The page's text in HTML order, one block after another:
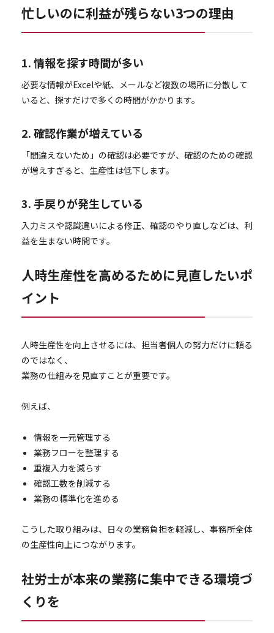
忙しいのに利益が残らない3つの理由
1. 情報を探す時間が多い
必要な情報がExcelや紙、メールなど複数の場所に分散して
いると、探すだけで多くの時間がかかります。
2. 確認作業が増えている
「間違えないため」の確認は必要ですが、確認のための確認
が増えすぎると、生産性は低下します。
3. 手戻りが発生している
入力ミスや認識違いによる修正、確認のやり直しなどは、利
益を生まない時間です。
人時生産性を高めるために見直したいポ
イント
人時生産性を向上させるには、担当者個人の努力だけに頼る
のではなく、
業務の仕組みを見直すことが重要です。
例えば、
情報を一元管理する
業務フローを整理する
重複入力を減らす
確認工数を削減する
業務の標準化を進める
こうした取り組みは、日々の業務負担を軽減し、事務所全体
の生産性向上につながります。
社労士が本来の業務に集中できる環境づ
くりを